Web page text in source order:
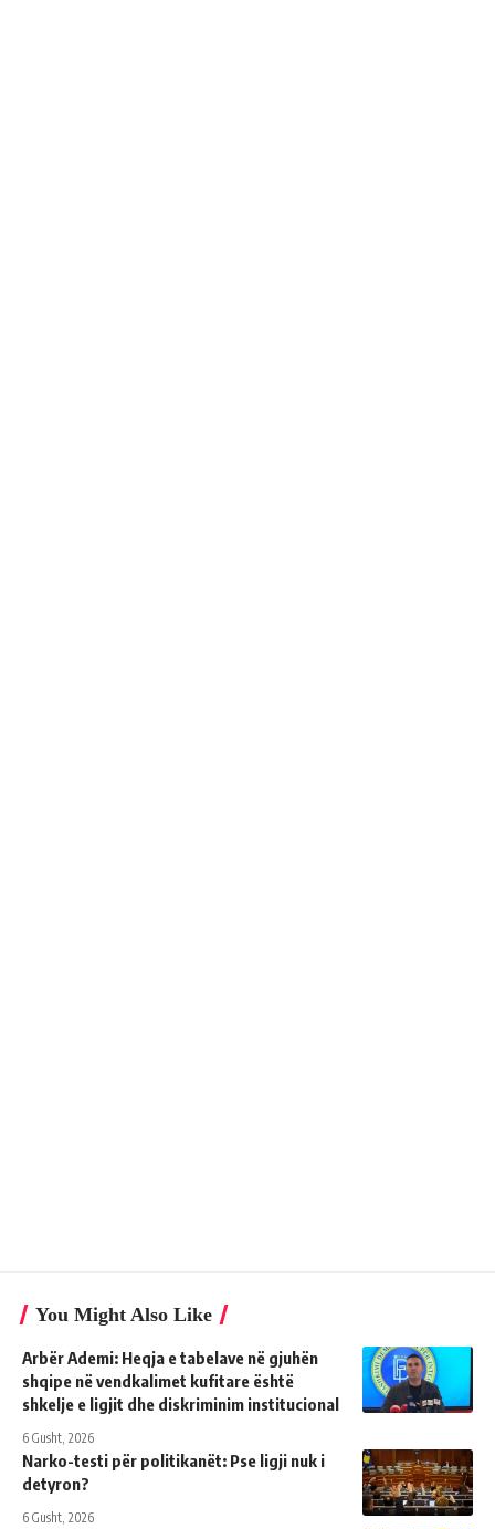
You Might Also Like
Arbër Ademi: Heqja e tabelave në gjuhën
shqipe në vendkalimet kufitare është
shkelje e ligjit dhe diskriminim institucional
6 Gusht, 2026
Narko-testi për politikanët: Pse ligji nuk i
detyron?
6 Gusht, 2026